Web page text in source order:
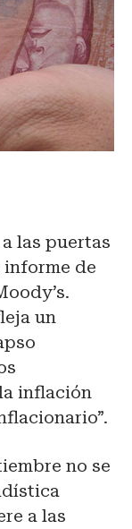
las puertas
de
un
inflación
no se
a las